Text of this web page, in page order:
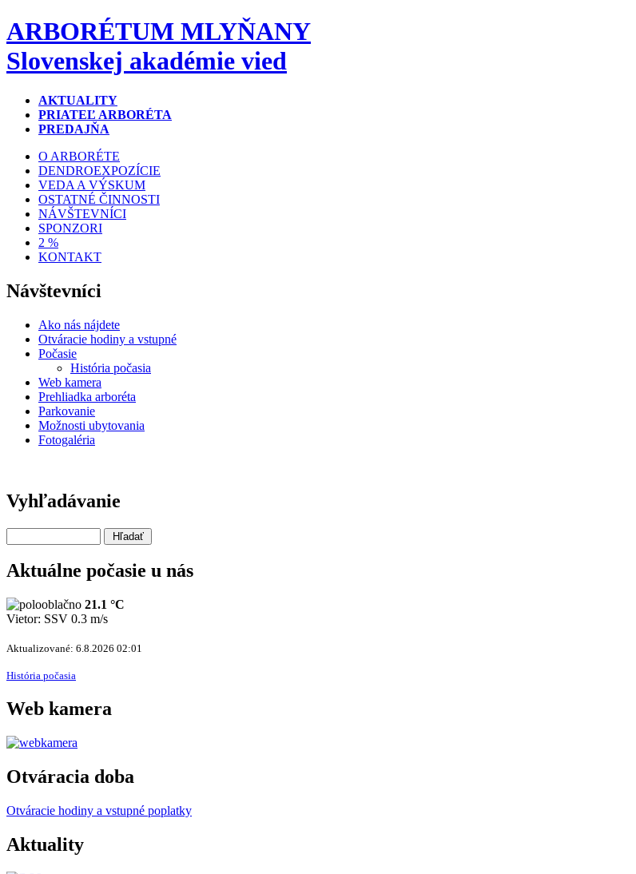
ARBORÉTUM MLYŇANY
Slovenskej akadémie vied
AKTUALITY
PRIATEĽ ARBORÉTA
PREDAJŇA
O ARBORÉTE
DENDROEXPOZÍCIE
VEDA A VÝSKUM
OSTATNÉ ČINNOSTI
NÁVŠTEVNÍCI
SPONZORI
2 %
KONTAKT
Návštevníci
Ako nás nájdete
Otváracie hodiny a vstupné
Počasie
História počasia
Web kamera
Prehliadka arboréta
Parkovanie
Možnosti ubytovania
Fotogaléria
Vyhľadávanie
Aktuálne počasie u nás
21.1 °C
Vietor: SSV 0.3 m/s
Aktualizované: 6.8.2026 02:01
História počasia
Web kamera
Otváracia doba
Otváracie hodiny a vstupné poplatky
Aktuality